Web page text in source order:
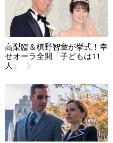
高梨臨＆槙野智章が挙式！幸
せオーラ全開「子どもは11
人」